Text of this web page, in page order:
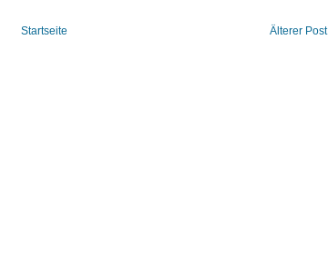
Älterer Post
Startseite